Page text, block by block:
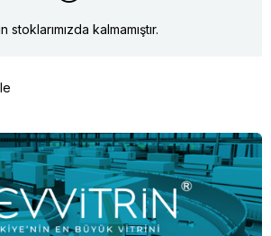
stoklarımızda kalmamıştır.